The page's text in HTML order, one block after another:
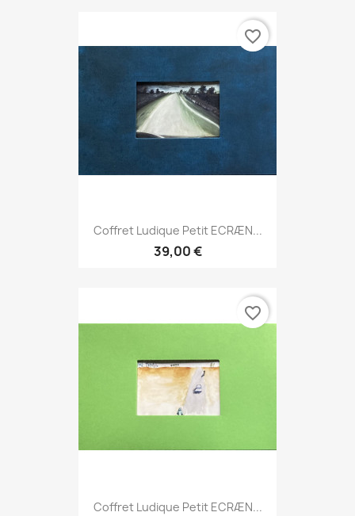
Coffret Ludique Petit ECRÆN...
39,00 €
favorite_border
Coffret Ludique Petit ECRÆN...
favorite_border